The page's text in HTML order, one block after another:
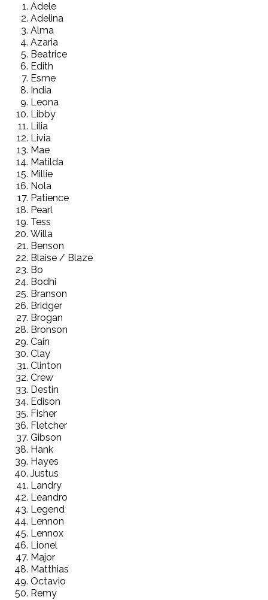
Adele
Adelina
Alma
Azaria
Beatrice
Edith
Esme
India
Leona
Libby
Lilia
Livia
Mae
Matilda
Millie
Nola
Patience
Pearl
Tess
Willa
Benson
Blaise / Blaze
Bo
Bodhi
Branson
Bridger
Brogan
Bronson
Cain
Clay
Clinton
Crew
Destin
Edison
Fisher
Fletcher
Gibson
Hank
Hayes
Justus
Landry
Leandro
Legend
Lennon
Lennox
Lionel
Major
Matthias
Octavio
Remy